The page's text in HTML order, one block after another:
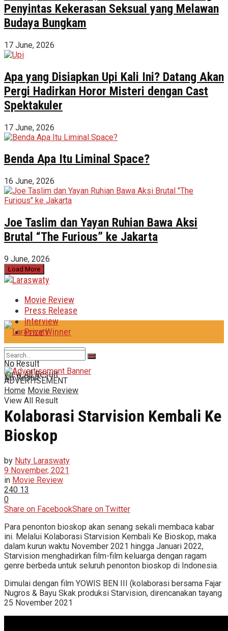
Penyintas Kekerasan Seksual yang Melawan
Budaya Bungkam
17 June, 2026
Apa yang Disiapkan Upi Kali Ini? Datang Akan
Pergi Hadirkan Horor Misteri dengan Cast
Spektakuler
17 June, 2026
Benda Apa Itu Liminal Space?
16 June, 2026
Joe Taslim dan Yayan Ruhian Bawa Aksi
Brutal “The Furious” ke Jakarta
9 June, 2026
Load More
Movie Review
Press Release
Interview
Prize Winner
No Result
View All Result
No Result
View All Result
ADVERTISEMENT
Home Movie Review
Kolaborasi Starvision Kembali Ke
Bioskop
by Nuty Laraswaty
9 November, 2021
in Movie Review
240 13
0
Share on FacebookShare on Twitter
Para penonton bioskop akan senang sekali membaca kabar
ini. Melalui Kolaborasi Starvision Kembali Ke Bioskop, maka
dalam kurun waktu November 2021 hingga Januari 2022,
Starvision menghadirkan film-film keluarga dengan ragam
genre berbeda untuk seluruh penonton bioskop di Indonesia.
Dimulai dengan film YOWIS BEN III (kolaborasi bersama Fajar
Nugros & Bayu Skak produksi Starvision, direncanakan tayang
25 November 2021